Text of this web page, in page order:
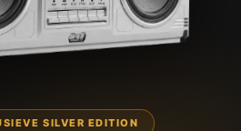
SILVER EDITION